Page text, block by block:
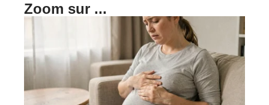
Zoom sur ...